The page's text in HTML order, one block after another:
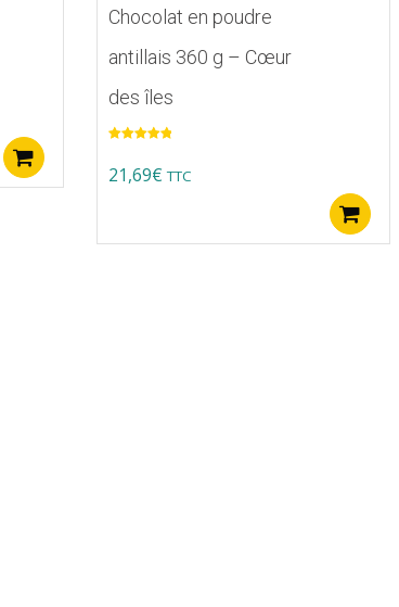
Chocolat en poudre
antillais 360 g – Cœur
des îles
21,69€ TTC